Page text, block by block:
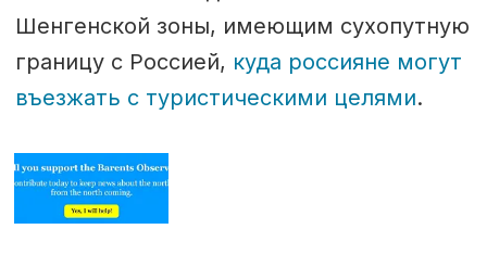
Шенгенской зоны, имеющим сухопутную
границу с Россией, куда россияне могут
въезжать с туристическими целями.